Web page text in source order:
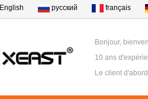
English русский français
Bonjour,
10 ans
Le client